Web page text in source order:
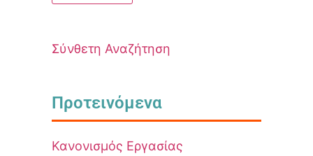
Σύνθετη Αναζήτηση
Προτεινόμενα
Κανονισμός Εργασίας